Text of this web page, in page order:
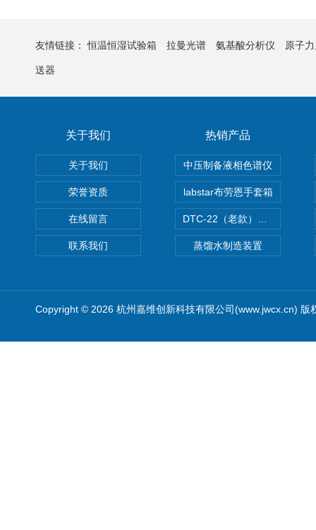
友情链接：恒温恒湿试验箱 拉曼光谱 氨基酸分析仪 原子
送器
关于我们
关于我们
荣誉资质
在线留言
联系我们
热销产品
中压制备液相色谱仪
labstar布劳恩手套箱
蒸馏水制造装置
Copyright © 2026 杭州嘉维创新科技有限公司(www.jwcx.cn) 版